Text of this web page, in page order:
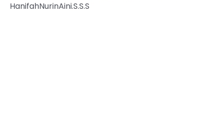
HanifahNurinAini.S.S.S